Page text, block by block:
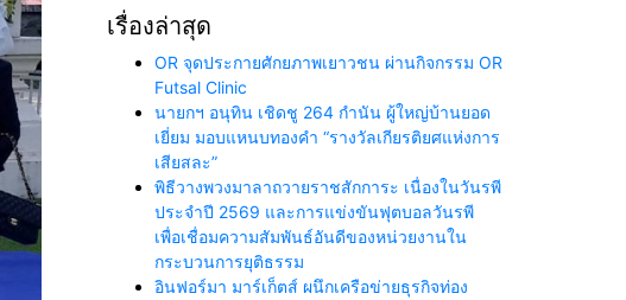
เรื่องล่าสุด
OR จุดประกายศักยภาพเยาวชน ผ่านกิจกรรม OR
Futsal Clinic
นายกฯ อนุทิน เชิดชู 264 กำนัน ผู้ใหญ่บ้านยอด
เยี่ยม มอบแหนบทองคำ “รางวัลเกียรติยศแห่งการ
เสียสละ”
พิธีวางพวงมาลาถวายราชสักการะ เนื่องในวันรพี
ประจำปี 2569 และการแข่งขันฟุตบอลวันรพี
เพื่อเชื่อมความสัมพันธ์อันดีของหน่วยงานใน
กระบวนการยุติธรรม
อินฟอร์มา มาร์เก็ตส์ ผนึกเครือข่ายธุรกิจท่อง